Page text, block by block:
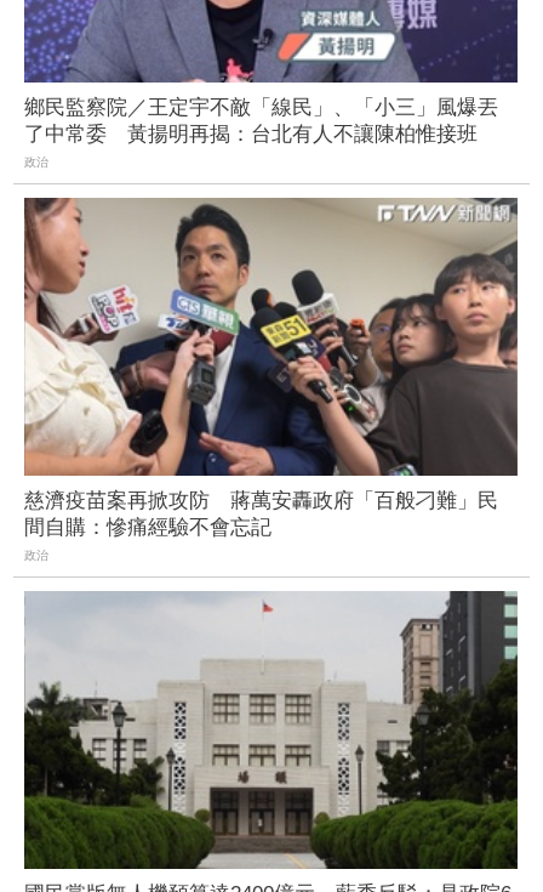
鄉民監察院／王定宇不敵「線民」、「小三」風爆丟
了中常委 黃揚明再揭：台北有人不讓陳柏惟接班
政治
慈濟疫苗案再掀攻防 蔣萬安轟政府「百般刁難」民
間自購：慘痛經驗不會忘記
政治